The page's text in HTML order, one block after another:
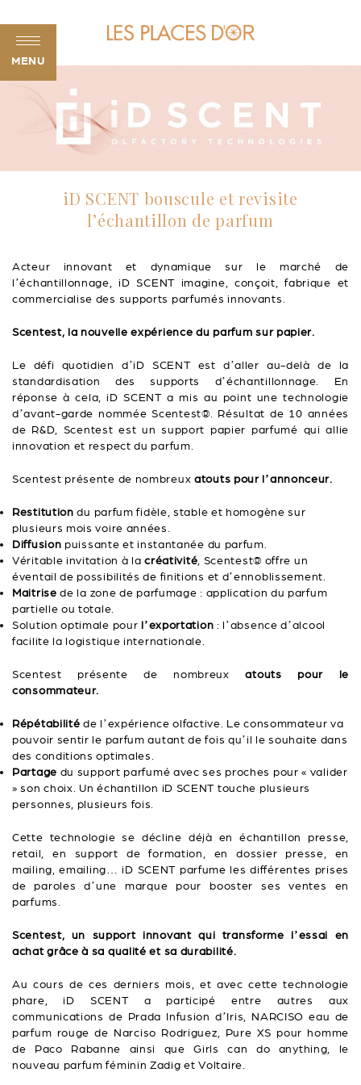
MENU
iD SCENT bouscule et revisite
l’échantillon de parfum
Acteur innovant et dynamique sur le marché de
l’échantillonnage, iD SCENT imagine, conçoit, fabrique et
commercialise des supports parfumés innovants.
Scentest, la nouvelle expérience du parfum sur papier.
Le défi quotidien d’iD SCENT est d’aller au-delà de la
standardisation des supports d’échantillonnage. En
réponse à cela, iD SCENT a mis au point une technologie
d’avant-garde nommée Scentest®. Résultat de 10 années
de R&D, Scentest est un support papier parfumé qui allie
innovation et respect du parfum.
Scentest présente de nombreux atouts pour l’annonceur.
Restitution du parfum fidèle, stable et homogène sur
plusieurs mois voire années.
Diffusion puissante et instantanée du parfum.
Véritable invitation à lacréativité, Scentest® offre un
éventail de possibilités de finitions et d’ennoblissement.
Maitrise de la zone de parfumage : application du parfum
partielle ou totale.
Solution optimale pour l’exportation : l’absence d’alcool
facilite la logistique internationale.
Scentest présente de nombreuxatouts pour le
consommateur.
Répétabilité de l’expérience olfactive. Le consommateur va
pouvoir sentir le parfum autant de fois qu’il le souhaite dans
des conditions optimales.
Partage du support parfumé avec ses proches pour « valider
» son choix. Un échantillon iD SCENT touche plusieurs
personnes, plusieurs fois.
Cette technologie se décline déjà en échantillon presse,
retail, en support de formation, en dossier presse, en
mailing, emailing… iD SCENT parfume les différentes prises
de paroles d’une marque pour booster ses ventes en
parfums.
Scentest, un support innovant qui transforme l’essai en
achat grâce à sa qualité et sa durabilité.
Au cours de ces derniers mois, et avec cette technologie
phare, iD SCENT a participé entre autres aux
communications de Prada Infusion d’Iris, NARCISO eau de
parfum rouge de Narciso Rodriguez, Pure XS pour homme
de Paco Rabanne ainsi que Girls can do anything, le
nouveau parfum féminin Zadig et Voltaire.